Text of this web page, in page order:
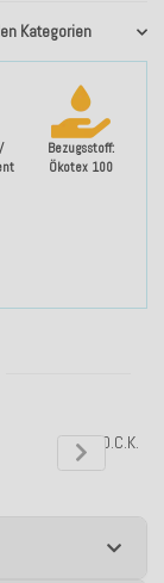
Bezugsstoff:
Ökotex 100
Kategorien
H.O.C.K.